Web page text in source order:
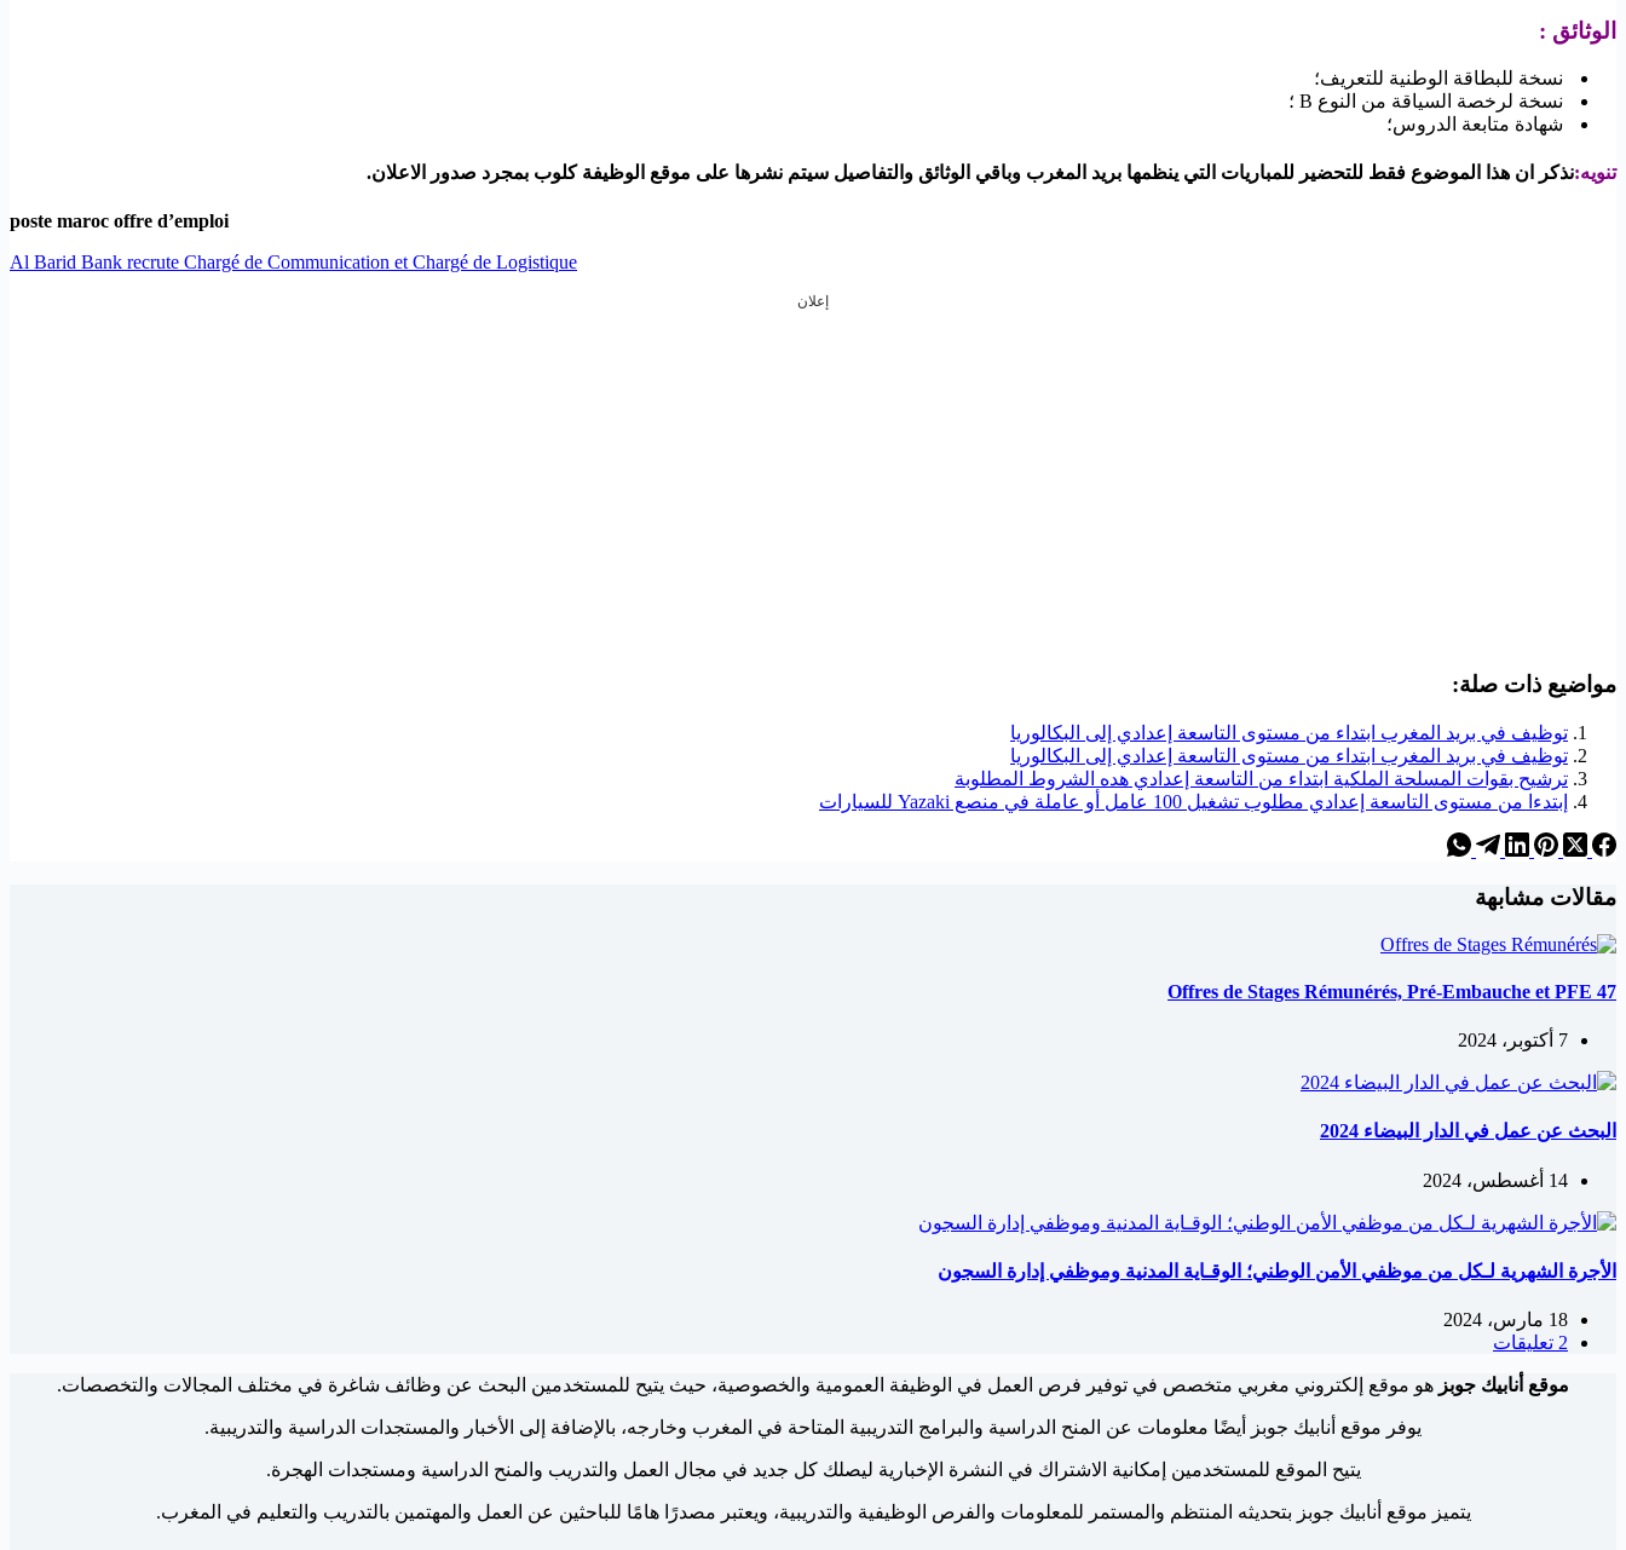
الوثائق :
نسخة للبطاقة الوطنية للتعريف؛
نسخة لرخصة السياقة من النوع B ؛
شهادة متابعة الدروس؛
تنويه:نذكر ان هذا الموضوع فقط للتحضير للمباريات التي ينظمها بريد المغرب وباقي الوثائق والتفاصيل سيتم نشرها على موقع الوظيفة كلوب بمجرد صدور الاعلان.
poste maroc offre d’emploi
Al Barid Bank recrute Chargé de Communication et Chargé de Logistique
إعلان
مواضيع ذات صلة:
توظيف في بريد المغرب ابتداء من مستوى التاسعة إعدادي إلى البكالوريا
توظيف في بريد المغرب ابتداء من مستوى التاسعة إعدادي إلى البكالوريا
ترشيح بقوات المسلحة الملكية ابتداء من التاسعة إعدادي هده الشروط المطلوبة
إبتدءا من مستوى التاسعة إعدادي مطلوب تشغيل 100 عامل أو عاملة في منصع Yazaki للسيارات
مقالات مشابهة
47 Offres de Stages Rémunérés, Pré-Embauche et PFE
7 أكتوبر، 2024
البحث عن عمل في الدار البيضاء 2024
14 أغسطس، 2024
الأجرة الشهرية لـكل من موظفي الأمن الوطني؛ الوقـاية المدنية وموظفي إدارة السجون
18 مارس، 2024
2 تعليقات
موقع أنابيك جوبز هو موقع إلكتروني مغربي متخصص في توفير فرص العمل في الوظيفة العمومية والخصوصية، حيث يتيح للمستخدمين البحث عن وظائف شاغرة في مختلف المجالات والتخصصات.
يوفر موقع أنابيك جوبز أيضًا معلومات عن المنح الدراسية والبرامج التدريبية المتاحة في المغرب وخارجه، بالإضافة إلى الأخبار والمستجدات الدراسية والتدريبية.
يتيح الموقع للمستخدمين إمكانية الاشتراك في النشرة الإخبارية ليصلك كل جديد في مجال العمل والتدريب والمنح الدراسية ومستجدات الهجرة.
يتميز موقع أنابيك جوبز بتحديثه المنتظم والمستمر للمعلومات والفرص الوظيفية والتدريبية، ويعتبر مصدرًا هامًا للباحثين عن العمل والمهتمين بالتدريب والتعليم في المغرب.